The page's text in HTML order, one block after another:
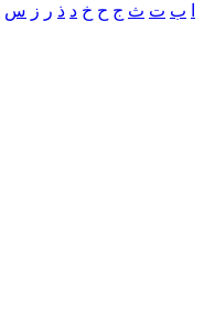
ب ت ث ج ح خ د ذ ر ز س